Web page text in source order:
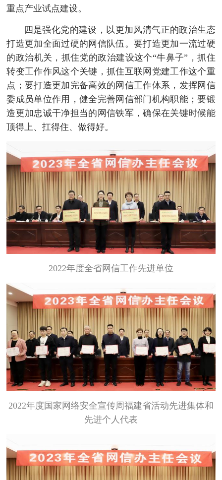
重点产业试点建设。
四是强化党的建设，以更加风清气正的政治生态
打造更加全面过硬的网信队伍。要打造更加一流过硬
的政治机关，抓住党的政治建设这个“牛鼻子”，抓住
转变工作作风这个关键，抓住互联网党建工作这个重
点；要打造更加完备高效的网信工作体系，发挥网信
委成员单位作用，健全完善网信部门机构职能；要锻
造更加忠诚干净担当的网信铁军，确保在关键时候能
顶得上、扛得住、做得好。
2022年度全省网信工作先进单位
2022年度国家网络安全宣传周福建省活动先进集体和
先进个人代表